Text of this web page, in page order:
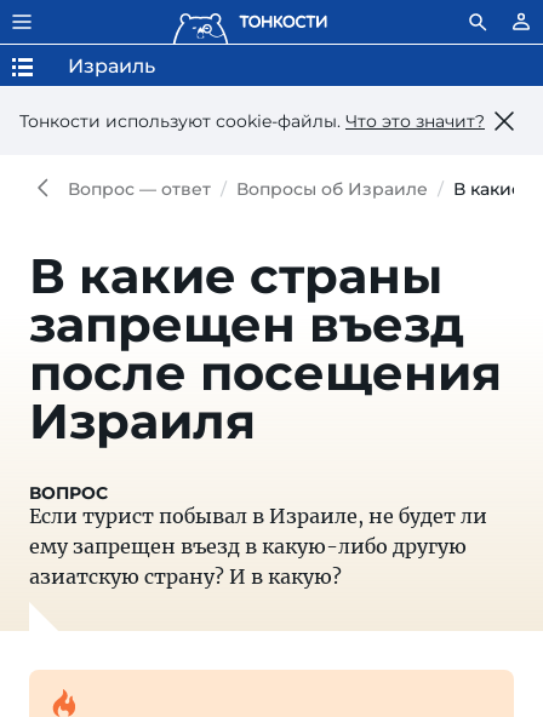
Тонкости используют сookie-файлы. Что это значит?
Израиль
Вопрос — ответ Вопросы об Израиле В какие
В какие страны
запрещен въезд
после посещения
Израиля
Если турист побывал в Израиле, не будет ли
ему запрещен въезд в какую-либо другую
азиатскую страну? И в какую?